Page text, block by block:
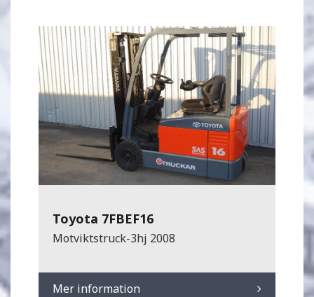
Toyota 7FBEF16
Motviktstruck-3hj 2008
Mer information